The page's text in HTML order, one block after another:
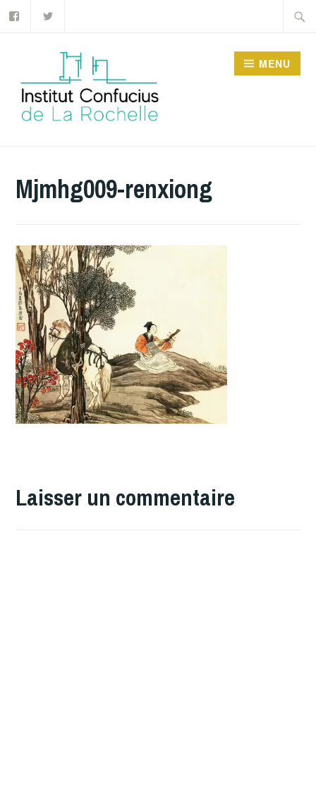
Accéder
DE LA ROCHELLE
MENU
Mjmhg009-renxiong
Laisser un commentaire